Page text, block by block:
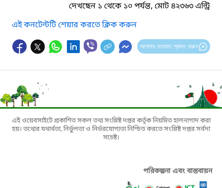
দেখছেন ১ থেকে ১০ পর্যন্ত, মোট ৪২৩৬৩ এন্ট্রি
এই কনটেন্টটি শেয়ার করতে ক্লিক করুন
আপনার মতামত প্রদান করুন
এই ওয়েবসাইটে প্রকাশিত সকল তথ্য সংশ্লিষ্ট দপ্তর কর্তৃক নিয়মিত হালনাগাদ করা
হয়। তথ্যের যথার্থতা, নির্ভুলতা ও নির্ভরযোগ্যতা নিশ্চিত করতে সংশ্লিষ্ট দপ্তর সর্বদা
সচেষ্ট।
পরিকল্পনা এবং বাস্তবায়ন